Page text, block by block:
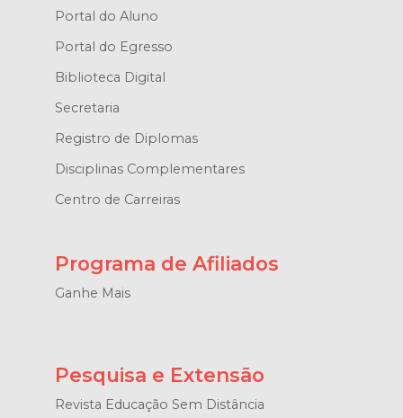
Portal do Aluno
Portal do Egresso
Biblioteca Digital
Secretaria
Registro de Diplomas
Disciplinas Complementares
Centro de Carreiras
Programa de Afiliados
Ganhe Mais
Pesquisa e Extensão
Revista Educação Sem Distância